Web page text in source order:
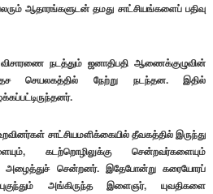
ஆதாரங்களுடன் தமது சாட்சியங்களைப் பதிவு
நடத்தும் ஜனாதிபதி ஆணைக்குழுவின்
செயலகத்தில் நேற்று நடந்தன. இதில்
சாட்சியமளிக்கையில் தீவகத்தில் இருந்து
கடற்றொழிலுக்கு சென்றவர்களையும்
அழைத்துச் சென்றனர். இதேபோன்று கரையோரப்
அங்கிருந்த இளைஞர், யுவதிகளை